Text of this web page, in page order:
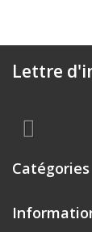
Lettre
Catégories